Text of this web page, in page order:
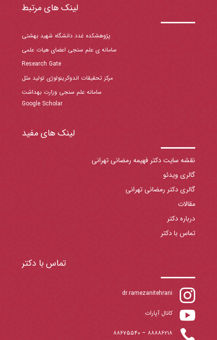
لینک های مرتبط
پژوهشکده غدد دانشگاه شهید بهشتی
سامانه ی علم سنجی اعضای هیات علمی
Research Gate
مرکز تحقیقات اندوکرینولوژی تولید مثل
سامانه علم سنجی وزارت بهداشت
Google Scholar
لینک های مفید
نقشه سایت دکتر فهیمه رمضانی تهرانی
گالری ویدئو
گالری دکتر رمضانی تهرانی
مقالات
درباره دکتر
تماس با دکتر
تماس با دکتر

dr.ramezanitehrani
 کانال آپارات
 ۸۸۸۸۶۲۱۸– ۸۸۶۷۵۵۴۰